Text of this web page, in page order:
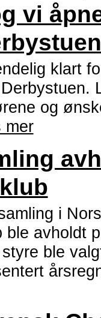
vi
klart
og
mer
i
ble avholdt
ble